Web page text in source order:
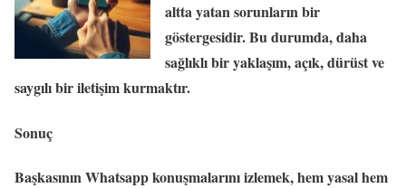
altta yatan sorunların bir
göstergesidir. Bu durumda, daha
sağlıklı bir yaklaşım, açık, dürüst ve
saygılı bir iletişim kurmaktır.
Sonuç
Başkasının Whatsapp konuşmalarını izlemek, hem yasal hem